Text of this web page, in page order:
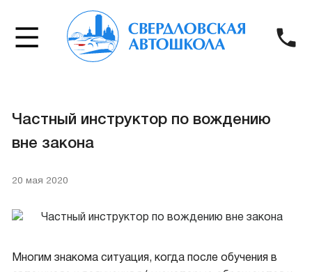
Частный инструктор по вождению
вне закона
20 мая 2020
Многим знакома ситуация, когда после обучения в